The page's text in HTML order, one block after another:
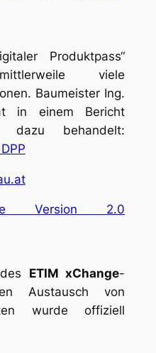
Produktpass“
viele
Baumeister Ing.
in einem Bericht
dazu behandelt:
Version 2.0
ETIM xChange-
Austausch von
wurde offiziell